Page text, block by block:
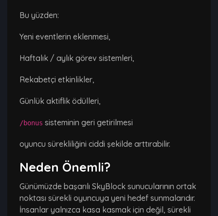
Bu yüzden:
Yeni eventlerin eklenmesi,
Haftalık / aylık görev sistemleri,
Rekabetçi etkinlikler,
Günlük aktiflik ödülleri,
/bonus sisteminin geri getirilmesi
oyuncu sürekliliğini ciddi şekilde arttırabilir.
Neden Önemli?
Günümüzde başarılı SkyBlock sunucularının ortak
noktası sürekli oyuncuya yeni hedef sunmalarıdır.
İnsanlar yalnızca kasa kasmak için değil, sürekli